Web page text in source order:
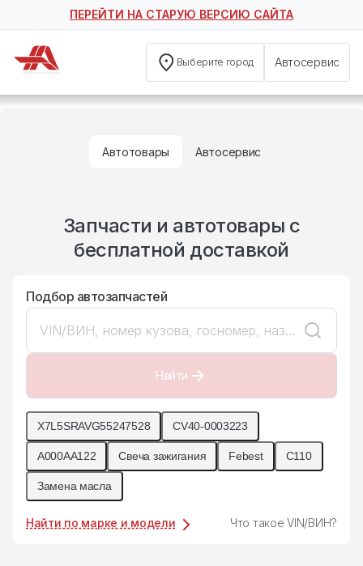
ПЕРЕЙТИ НА СТАРУЮ ВЕРСИЮ САЙТА
Выберите город Автосервис
Автотовары Автосервис
Запчасти и автотовары c
бесплатной доставкой
Подбор автозапчастей
Найти
X7L5SRAVG55247528 CV40-0003223
A000AA122 Свеча зажигания Febest C110
Замена масла
Найти по марке и модели Что такое VIN/ВИН?